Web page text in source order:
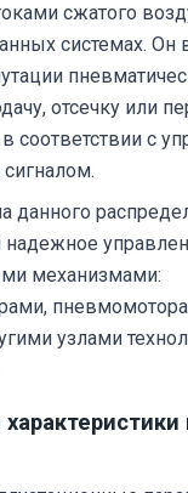
сжатого
системах. Он
отсечку или
соответствии с
данного
механизмами:
узлами